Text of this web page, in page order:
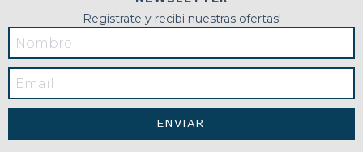
Registrate y recibi nuestras ofertas!